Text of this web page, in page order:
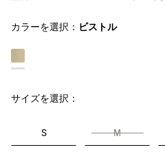
カラーを選択： ビストル
サイズを選択：
S M